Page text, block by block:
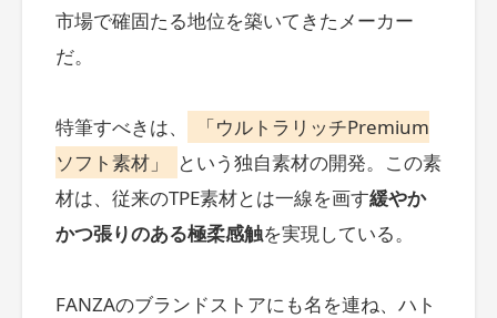
市場で確固たる地位を築いてきたメーカー
だ。
特筆すべきは、
「ウルトラリッチPremium
ソフト素材」
という独自素材の開発。この素
材は、従来のTPE素材とは一線を画す緩やか
かつ張りのある極柔感触を実現している。
FANZAのブランドストアにも名を連ね、ハト